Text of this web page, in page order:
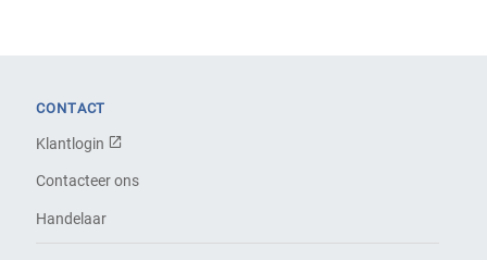
CONTACT
Klantlogin
Contacteer ons
Handelaar